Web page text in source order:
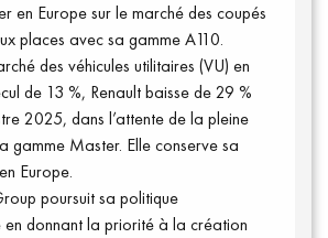
presse
en Europe sur le marché des coupés
places avec sa gamme A110.
des véhicules utilitaires (VU) en
de 13 %, Renault baisse de 29 %
2025, dans l’attente de la pleine
gamme Master. Elle conserve sa
Europe.
poursuit sa politique
en donnant la priorité à la création